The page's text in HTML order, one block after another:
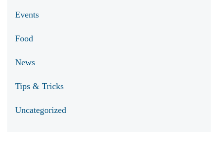
Events
Food
News
Tips & Tricks
Uncategorized